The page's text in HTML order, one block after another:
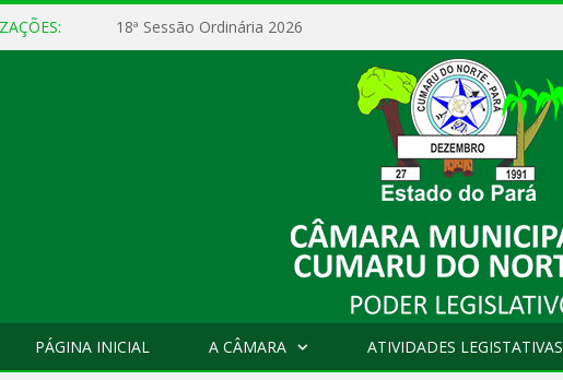
18ª Sessão Ordinária 2026
PÁGINA INICIAL A CÂMARA ATIVIDADES LEGISTATIVAS